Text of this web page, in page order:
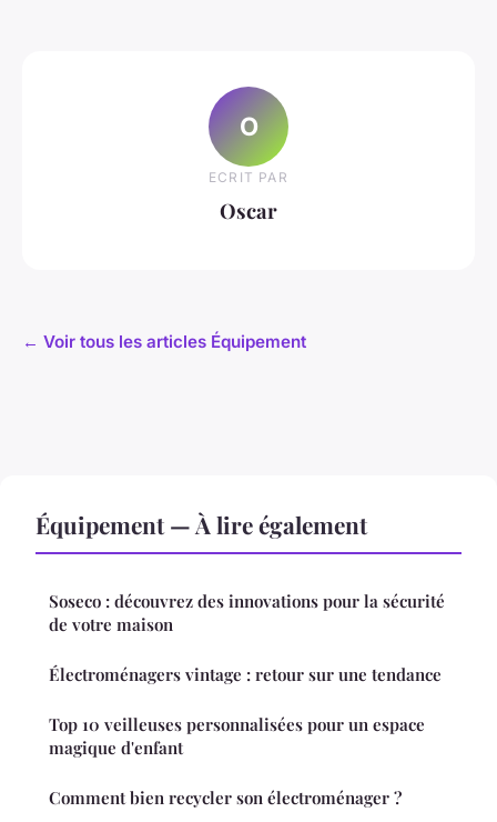
O
ECRIT PAR
Oscar
← Voir tous les articles Équipement
Équipement — À lire également
Soseco : découvrez des innovations pour la sécurité
de votre maison
Électroménagers vintage : retour sur une tendance
Top 10 veilleuses personnalisées pour un espace
magique d'enfant
Comment bien recycler son électroménager ?